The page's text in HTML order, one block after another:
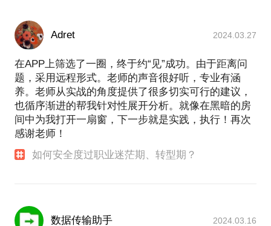
Adret 2024.03.27
在APP上筛选了一圈，终于约“见”成功。由于距离问
题，采用远程形式。老师的声音很好听，专业有涵
养。老师从实战的角度提供了很多切实可行的建议，
也循序渐进的帮我针对性展开分析。就像在黑暗的房
间中为我打开一扇窗，下一步就是实践，执行！再次
感谢老师！
如何安全度过职业迷茫期、转型期？
数据传输助手 2024.03.16